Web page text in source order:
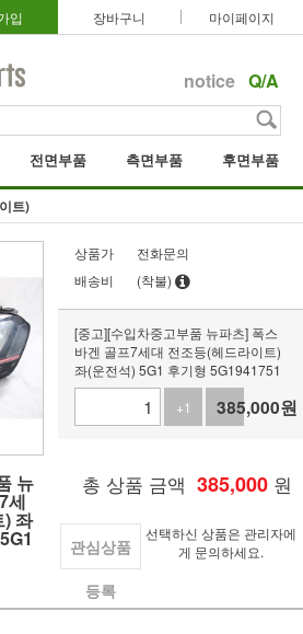
입 장바구니 마이페이지
notice Q/A
전면부품 측면부품 후면부품
트)
뉴
세
) 좌
상품가
전화문의
배송비
(착불)
[중고][수입차중고부품 뉴파츠] 폭스
바겐 골프7세대 전조등(헤드라이트)
좌(운전석) 5G1 후기형 5G1941751
+1
-1
385,000원
총 상품 금액 385,000 원
관심상품
등록
선택하신 상품은 관리자에
게 문의하세요.